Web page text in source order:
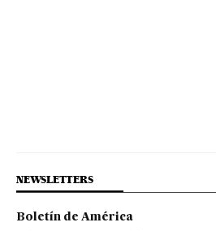
NEWSLETTERS
Boletín de América